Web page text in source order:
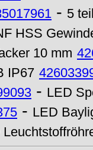
- 5
HSS
10 mm
IP67
- LED
- LED